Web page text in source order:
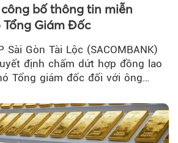
bố thông tin miễn
Giám Đốc
Sài Gòn Tài Lộc (SACOMBANK)
định chấm dứt hợp đồng lao
Tổng giám đốc đối với ông